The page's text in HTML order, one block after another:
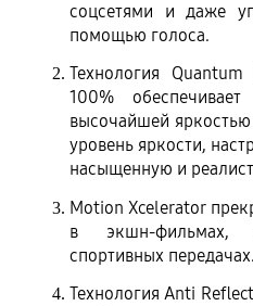
соцсетями и даже
помощью голоса.
Технология
100%
высочайшей
уровень яркости,
насыщенную и
Motion Xcelerator
в экшн-фильмах,
спортивных передачах.
Технология Anti